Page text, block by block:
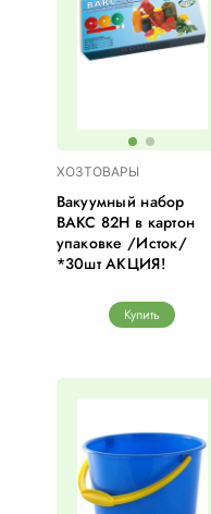
ХОЗТОВАРЫ
Вакуумный набор
ВАКС 82Н в картон
упаковке /Исток/
*30шт АКЦИЯ!
Купить